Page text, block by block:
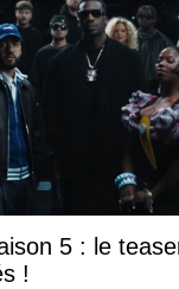
5 : le
!